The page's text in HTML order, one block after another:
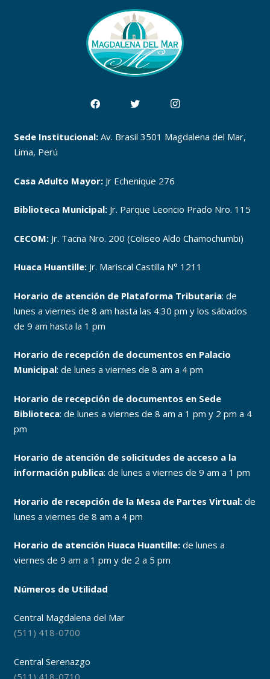
Sede Institucional:Av. Brasil 3501 Magdalena del Mar,
Lima, Perú
Casa Adulto Mayor:Jr Echenique 276
Biblioteca Municipal:Jr. Parque Leoncio Prado Nro. 115
CECOM:Jr. Tacna Nro. 200 (Coliseo Aldo Chamochumbi)
Huaca Huantille: Jr. Mariscal Castilla N° 1211
Horario de atención de Plataforma Tributaria: de
lunes a viernes de 8 am hasta las 4:30 pm y los sábados
de 9 am hasta la 1 pm
Horario de recepción de documentos en Palacio
Municipal: de lunes a viernes de 8 am a 4 pm
Horario de recepción de documentos en Sede
Biblioteca: de lunes a viernes de 8 am a 1 pm y 2 pm a 4
pm
Horario de atención de solicitudes de acceso a la
información publica: de lunes a viernes de 9 am a 1 pm
Horario de recepción de la Mesa de Partes Virtual:de
lunes a viernes de 8 am a 4 pm
Horario de atención Huaca Huantille:de lunes a
viernes de 9 am a 1 pm y de 2 a 5 pm
Números de Utilidad
Central Magdalena del Mar
(511) 418-0700
Central Serenazgo
(511) 418-0710